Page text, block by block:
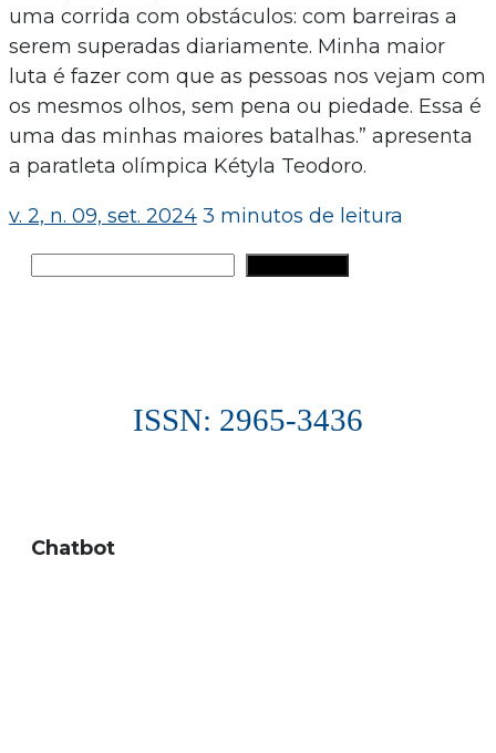
uma corrida com obstáculos: com barreiras a
serem superadas diariamente. Minha maior
luta é fazer com que as pessoas nos vejam com
os mesmos olhos, sem pena ou piedade. Essa é
uma das minhas maiores batalhas.” apresenta
a paratleta olímpica Kétyla Teodoro.
v. 2, n. 09, set. 2024 3 minutos de leitura
ISSN: 2965-3436
Chatbot